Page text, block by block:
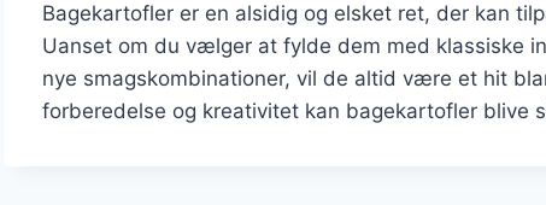
Bagekartofler er en alsidig og elsket ret, der kan
Uanset om du vælger at fylde dem med klassiske
nye smagskombinationer, vil de altid være et hit
forberedelse og kreativitet kan bagekartofler blive